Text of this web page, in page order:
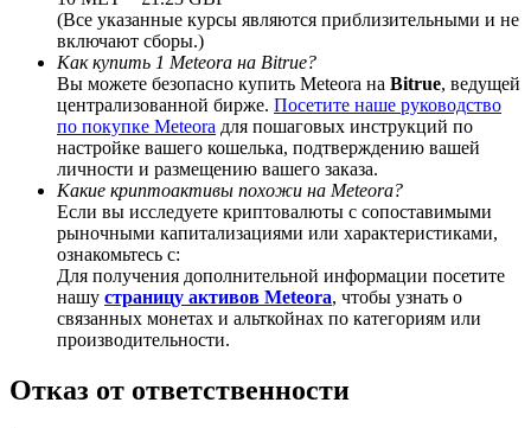
BTC Welcome Rewards
Deposit & Trade BTC to Share 25000 USDT prize pool!
Deposit CASHCAT & Win
Share 500000 CASHCAT prize pool
Exclusive for BitMart Users
(Все указанные курсы являются приблизительными и не
включают сборы.)
Как купить 1 Meteora на Bitrue?
Вы можете безопасно купить Meteora на Bitrue, ведущей
централизованной бирже. Посетите наше руководство
по покупке Meteora для пошаговых инструкций по
настройке вашего кошелька, подтверждению вашей
личности и размещению вашего заказа.
Какие криптоактивы похожи на Meteora?
Если вы исследуете криптовалюты с сопоставимыми
рыночными капитализациями или характеристиками,
ознакомьтесь с:
Для получения дополнительной информации посетите
нашу страницу активов Meteora, чтобы узнать о
связанных монетах и альткойнах по категориям или
производительности.
Отказ от ответственности